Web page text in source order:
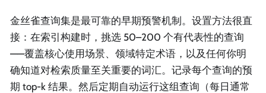
金丝雀查询集是最可靠的早期预警机制。设置方法很直
接：在索引构建时，挑选 50–200 个有代表性的查询
——覆盖核心使用场景、领域特定术语，以及任何你明
确知道对检索质量至关重要的词汇。记录每个查询的预
期 top-k 结果。然后定期自动运行这组查询（每日通常